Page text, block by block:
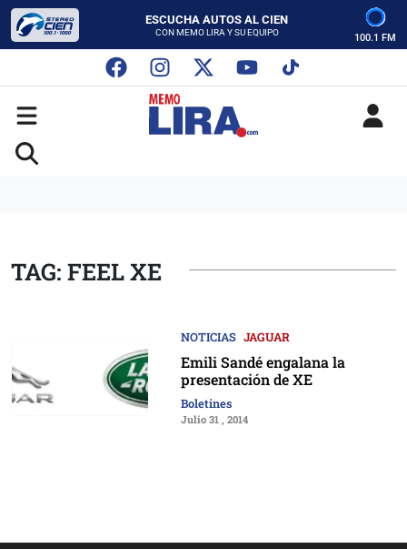
LUNES A VIERNES - 5:00 PM
SABADO - 12:00 PM
CON MEMO LIRA Y SU EQUIPO
LUNES A VIERNES - 5:00 PM
SABADO - 12:00 PM
100.1 FM
TAG: FEEL XE
NOTICIAS JAGUAR
Emili Sandé engalana la
presentación de XE
Boletines
Julio 31 , 2014